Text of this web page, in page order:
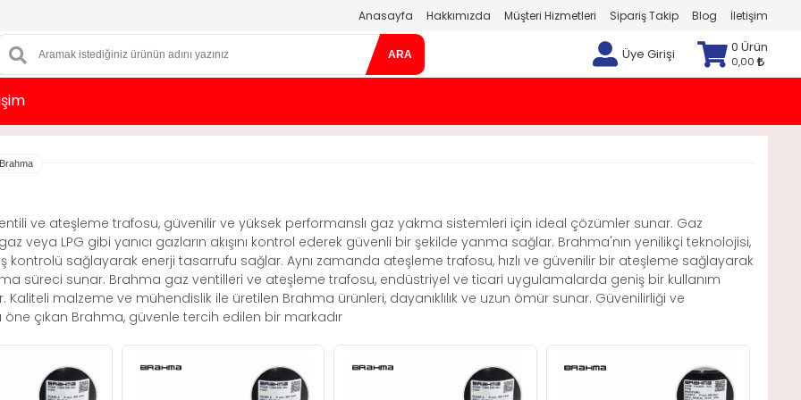
Anasayfa Hakkımızda Müşteri Hizmetleri Sipariş Takip Blog İletişim
ARA Üye Girişi 0 Ürün
0,00
ve ateşleme trafosu, güvenilir ve yüksek performanslı gaz yakma sistemleri için ideal çözümler sunar. Gaz
veya LPG gibi yanıcı gazların akışını kontrol ederek güvenli bir şekilde yanma sağlar. Brahma'nın yenilikçi teknolojisi,
kontrolü sağlayarak enerji tasarrufu sağlar. Aynı zamanda ateşleme trafosu, hızlı ve güvenilir bir ateşleme sağlayarak
süreci sunar. Brahma gaz ventilleri ve ateşleme trafosu, endüstriyel ve ticari uygulamalarda geniş bir kullanım
Kaliteli malzeme ve mühendislik ile üretilen Brahma ürünleri, dayanıklılık ve uzun ömür sunar. Güvenilirliği ve
çıkan Brahma, güvenle tercih edilen bir markadır